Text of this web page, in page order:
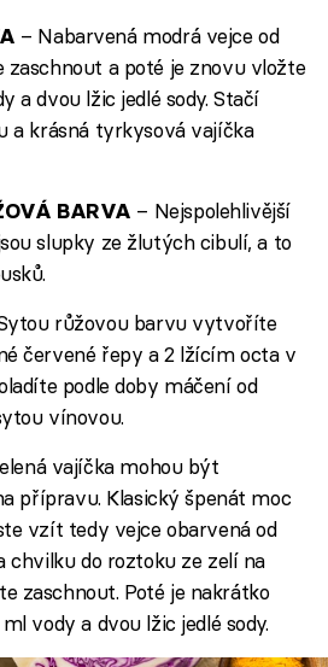
– Nabarvená modrá vejce od
zaschnout a poté je znovu vložte
a dvou lžic jedlé sody. Stačí
a krásná tyrkysová vajíčka
BARVA – Nejspolehlivější
slupky ze žlutých cibulí, a to
růžovou barvu vytvoříte
červené řepy a 2 lžícím octa v
podle doby máčení od
vínovou.
vajíčka mohou být
přípravu. Klasický špenát moc
vzít tedy vejce obarvená od
chvilku do roztoku ze zelí na
zaschnout. Poté je nakrátko
vody a dvou lžic jedlé sody.